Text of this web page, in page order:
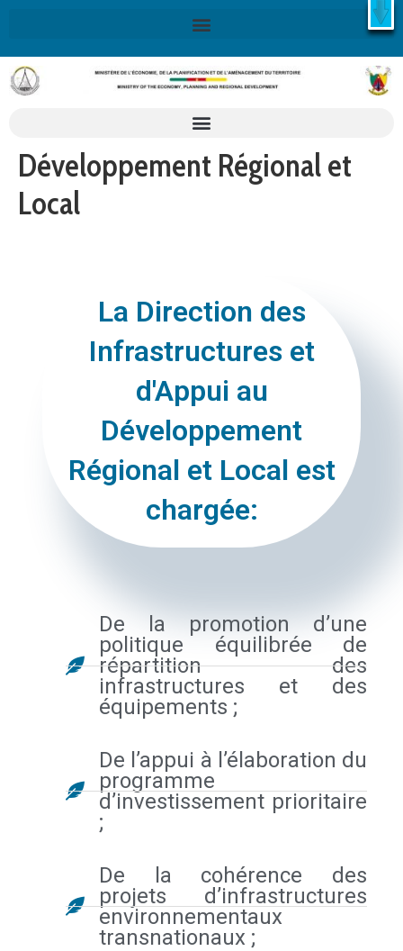
X
Retrouvez ici la Stratégie Nationale de Développement 2020-
2030SND30
En savoir plus
Développement Régional et
Local
La Direction des
Infrastructures et
d'Appui au
Développement
Régional et Local est
chargée:
De la promotion d’une
politique équilibrée de
répartition des
infrastructures et des
équipements ;
De l’appui à l’élaboration du
programme
d’investissement prioritaire
;
De la cohérence des
projets d’infrastructures
environnementaux
transnationaux ;